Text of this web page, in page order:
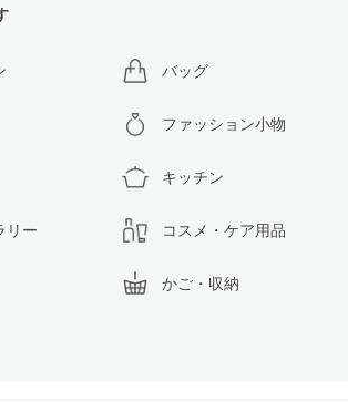
バッグ
ファッション小物
キッチン
リー コスメ・ケア用品
かご・収納